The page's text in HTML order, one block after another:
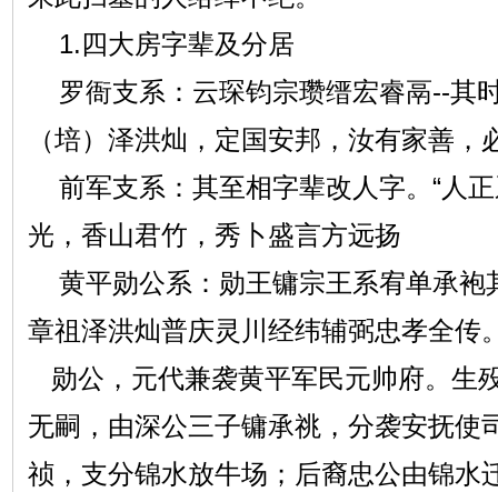
1.四大房字辈及分居
罗衙支系：云琛钧宗瓒缙宏睿鬲--其
（培）泽洪灿，定国安邦，汝有家善，
前军支系：其至相字辈改人字。“人
光，香山君竹，秀卜盛言方远扬
黄平勋公系：勋王镛宗王系宥单承袍
章祖泽洪灿普庆灵川经纬辅弼忠孝全传
勋公，元代兼袭黄平军民元帅府。生
无嗣，由深公三子镛承祧，分袭安抚使
祯，支分锦水放牛场；后裔忠公由锦水